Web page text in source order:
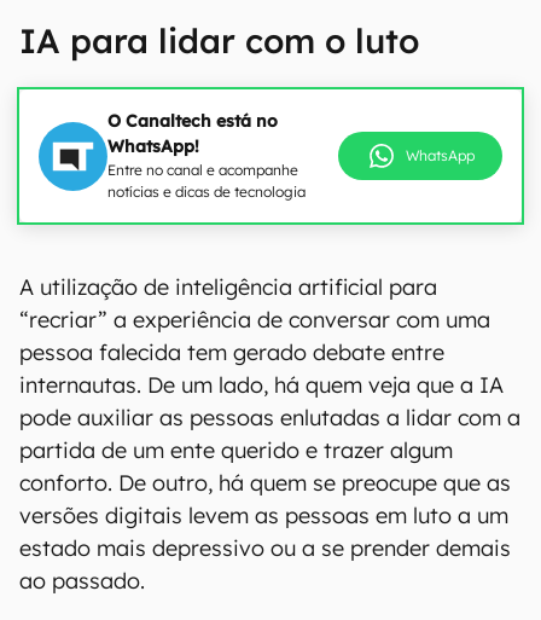
IA para lidar com o luto
O Canaltech está no
WhatsApp!
Entre no canal e acompanhe
notícias e dicas de tecnologia
WhatsApp
00:00/21:11
A utilização de inteligência artificial para
“recriar” a experiência de conversar com uma